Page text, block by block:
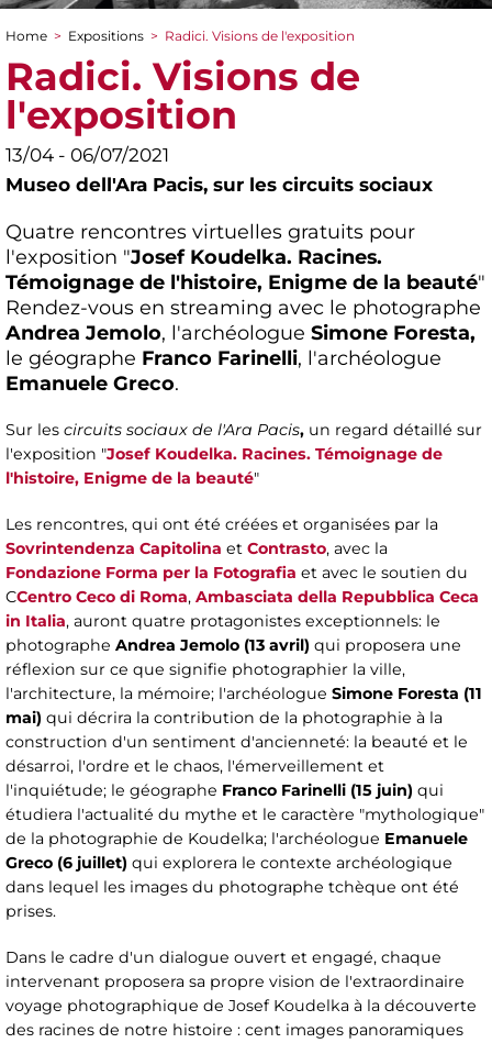
You are here
Home > Expositions > Radici. Visions de l'exposition
Radici. Visions de
l'exposition
13/04 - 06/07/2021
Museo dell'Ara Pacis, sur les circuits sociaux
Quatre rencontres virtuelles gratuits pour
l'exposition "Josef Koudelka. Racines.
Témoignage de l'histoire, Enigme de la beauté"
Rendez-vous en streaming avec le photographe
Andrea Jemolo, l'archéologue Simone Foresta,
le géographe Franco Farinelli, l'archéologue
Emanuele Greco.
Sur les circuits sociaux de l'Ara Pacis, un regard détaillé sur
l'exposition "Josef Koudelka. Racines. Témoignage de
l'histoire, Enigme de la beauté"
Les rencontres, qui ont été créées et organisées par la
Sovrintendenza Capitolina et Contrasto, avec la
Fondazione Forma per la Fotografia et avec le soutien du
CCentro Ceco di Roma, Ambasciata della Repubblica Ceca
in Italia, auront quatre protagonistes exceptionnels: le
photographe Andrea Jemolo (13 avril) qui proposera une
réflexion sur ce que signifie photographier la ville,
l'architecture, la mémoire; l'archéologue Simone Foresta (11
mai) qui décrira la contribution de la photographie à la
construction d'un sentiment d'ancienneté: la beauté et le
désarroi, l'ordre et le chaos, l'émerveillement et
l'inquiétude; le géographe Franco Farinelli (15 juin) qui
étudiera l'actualité du mythe et le caractère "mythologique"
de la photographie de Koudelka; l'archéologue Emanuele
Greco (6 juillet) qui explorera le contexte archéologique
dans lequel les images du photographe tchèque ont été
prises.
Dans le cadre d'un dialogue ouvert et engagé, chaque
intervenant proposera sa propre vision de l'extraordinaire
voyage photographique de Josef Koudelka à la découverte
des racines de notre histoire : cent images panoramiques